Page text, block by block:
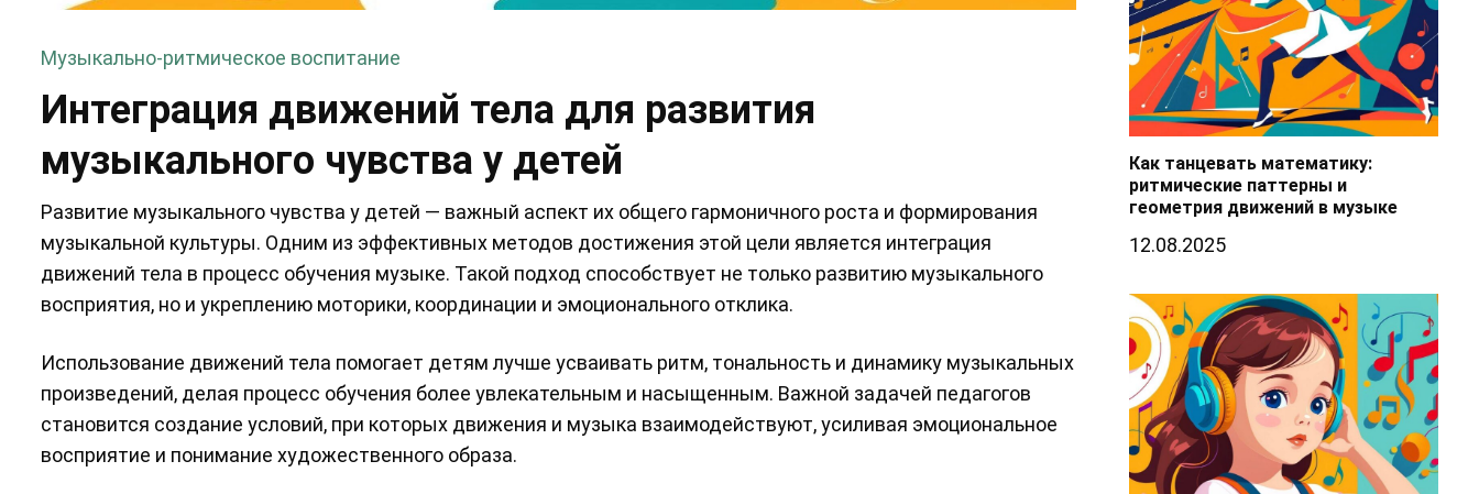
Музыкально-ритмическое воспитание
Интеграция движений тела для развития
музыкального чувства у детей
Развитие музыкального чувства у детей — важный аспект их общего гармоничного роста и формирования
музыкальной культуры. Одним из эффективных методов достижения этой цели является интеграция
движений тела в процесс обучения музыке. Такой подход способствует не только развитию музыкального
восприятия, но и укреплению моторики, координации и эмоционального отклика.
Использование движений тела помогает детям лучше усваивать ритм, тональность и динамику музыкальных
произведений, делая процесс обучения более увлекательным и насыщенным. Важной задачей педагогов
становится создание условий, при которых движения и музыка взаимодействуют, усиливая эмоциональное
восприятие и понимание художественного образа.
Как танцевать математику:
ритмические паттерны и
геометрия движений в музыке
12.08.2025